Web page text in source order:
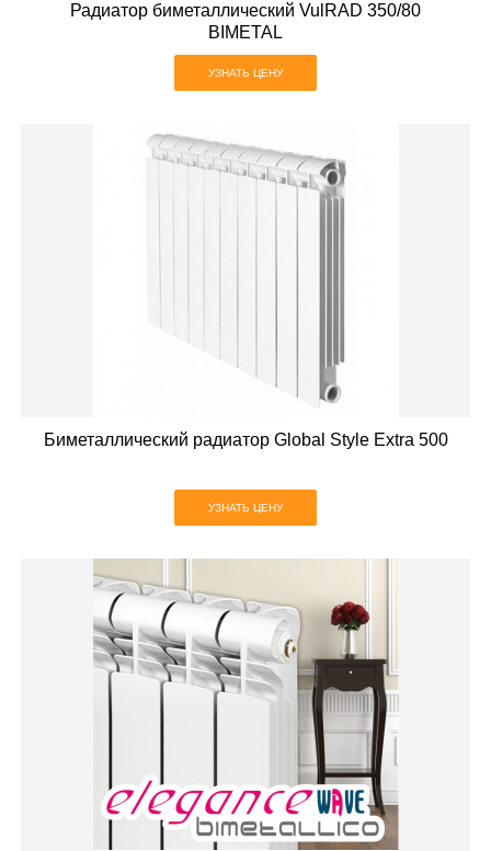
Радиатор биметаллический VulRAD 350/80
BIMETAL
УЗНАТЬ ЦЕНУ
Биметаллический радиатор Global Style Extra 500
УЗНАТЬ ЦЕНУ